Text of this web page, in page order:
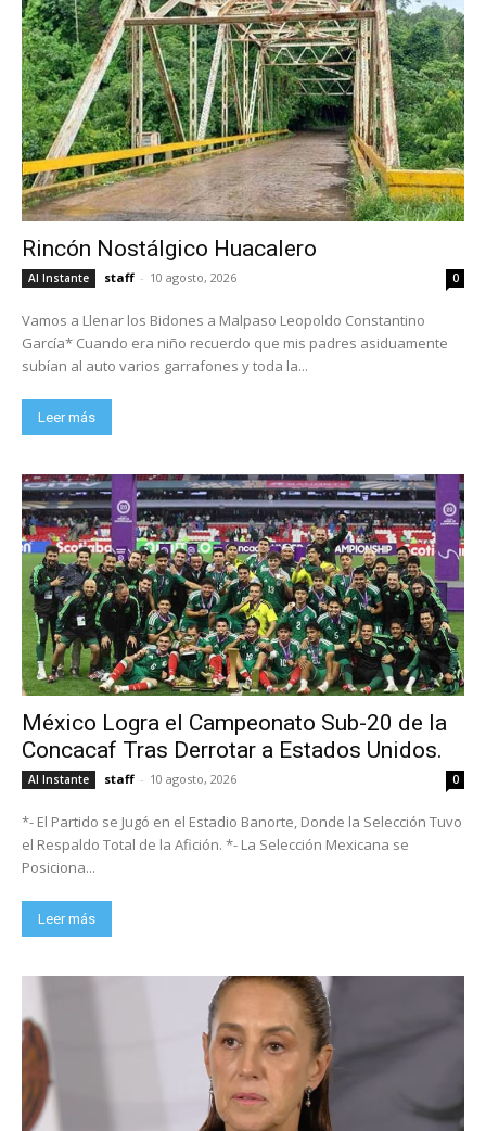
Rincón Nostálgico Huacalero
Al Instante staff - 10 agosto, 2026 0
Vamos a Llenar los Bidones a Malpaso Leopoldo Constantino
García* Cuando era niño recuerdo que mis padres asiduamente
subían al auto varios garrafones y toda la...
Leer más
México Logra el Campeonato Sub-20 de la
Concacaf Tras Derrotar a Estados Unidos.
Al Instante staff - 10 agosto, 2026 0
*- El Partido se Jugó en el Estadio Banorte, Donde la Selección Tuvo
el Respaldo Total de la Afición. *- La Selección Mexicana se
Posiciona...
Leer más